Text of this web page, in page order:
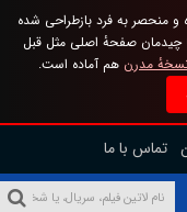
و منحصر به فرد بازطراحی شده
صفحهٔ اصلی مثل قبل
مدرن هم آماده است.
تماس با ما